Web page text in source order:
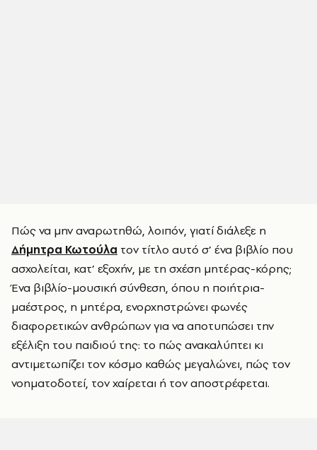
Πώς να μην αναρωτηθώ, λοιπόν, γιατί διάλεξε η
Δήμητρα Κωτούλα τον τίτλο αυτό σ’ ένα βιβλίο που
ασχολείται, κατ’ εξοχήν, με τη σχέση μητέρας-κόρης;
Ένα βιβλίο-μουσική σύνθεση, όπου η ποιήτρια-
μαέστρος, η μητέρα, ενορχηστρώνει φωνές
διαφορετικών ανθρώπων για να αποτυπώσει την
εξέλιξη του παιδιού της: το πώς ανακαλύπτει κι
αντιμετωπίζει τον κόσμο καθώς μεγαλώνει, πώς τον
νοηματοδοτεί, τον χαίρεται ή τον αποστρέφεται.